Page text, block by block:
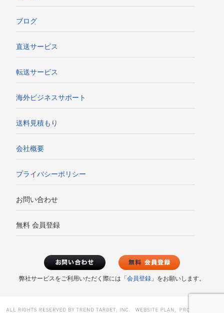
ブログ
直送サービス
転送サービス
海外ビジネスサポート
送料見積もり
会社概要
プライバシーポリシー
お問い合わせ
無料 会員登録
弊社サービスをご利用いただく際には「会員登録 」をお願いします。